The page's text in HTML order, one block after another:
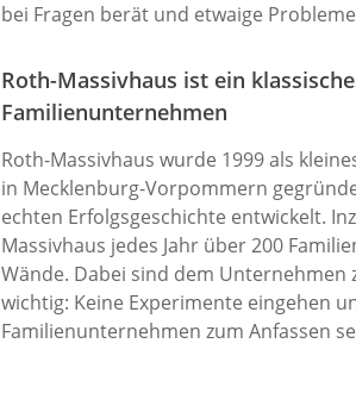
bei Fragen berät und etwaige
Roth-Massivhaus ist ein
Familienunternehmen
Roth-Massivhaus wurde 1999 als
in Mecklenburg-Vorpommern
echten Erfolgsgeschichte entwickelt.
Massivhaus jedes Jahr über 200
Wände. Dabei sind dem Unternehmen
wichtig: Keine Experimente eingehen
Familienunternehmen zum Anfassen